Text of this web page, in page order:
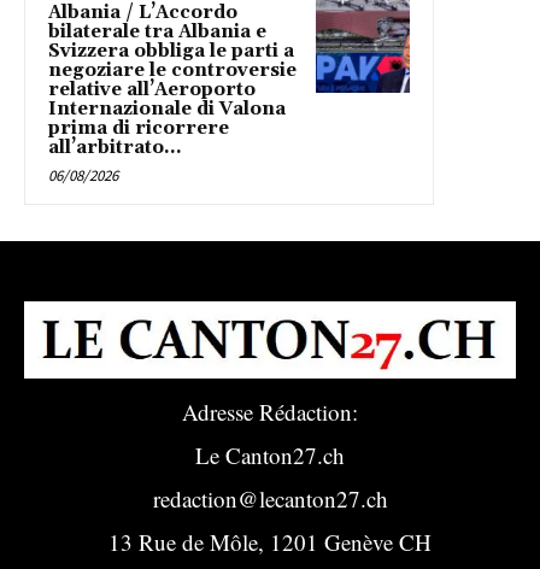
Albania / L’Accordo
bilaterale tra Albania e
Svizzera obbliga le parti a
negoziare le controversie
relative all’Aeroporto
Internazionale di Valona
prima di ricorrere
all’arbitrato...
06/08/2026
Adresse Rédaction:
Le Canton27.ch
redaction@lecanton27.ch
13 Rue de Môle, 1201 Genève CH